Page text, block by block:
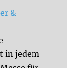
&
in jedem